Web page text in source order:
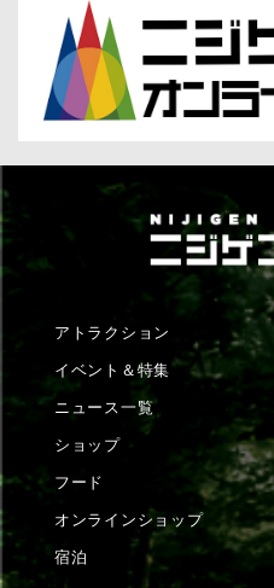
アトラクション
イベント＆特集
ニュース一覧
ショップ
フード
オンラインショップ
宿泊